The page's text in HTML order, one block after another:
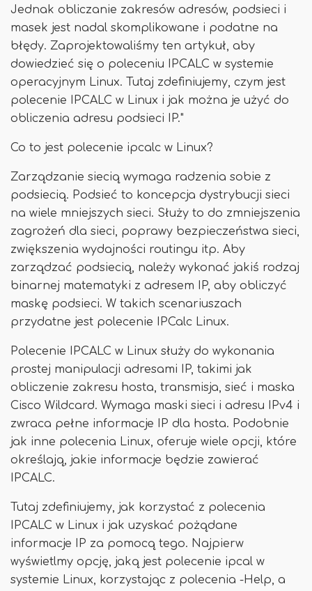
Jednak obliczanie zakresów adresów, podsieci i
masek jest nadal skomplikowane i podatne na
błędy. Zaprojektowaliśmy ten artykuł, aby
dowiedzieć się o poleceniu IPCALC w systemie
operacyjnym Linux. Tutaj zdefiniujemy, czym jest
polecenie IPCALC w Linux i jak można je użyć do
obliczenia adresu podsieci IP."
Co to jest polecenie ipcalc w Linux?
Zarządzanie siecią wymaga radzenia sobie z
podsiecią. Podsieć to koncepcja dystrybucji sieci
na wiele mniejszych sieci. Służy to do zmniejszenia
zagrożeń dla sieci, poprawy bezpieczeństwa sieci,
zwiększenia wydajności routingu itp. Aby
zarządzać podsiecią, należy wykonać jakiś rodzaj
binarnej matematyki z adresem IP, aby obliczyć
maskę podsieci. W takich scenariuszach
przydatne jest polecenie IPCalc Linux.
Polecenie IPCALC w Linux służy do wykonania
prostej manipulacji adresami IP, takimi jak
obliczenie zakresu hosta, transmisja, sieć i maska ​​
Cisco Wildcard. Wymaga maski sieci i adresu IPv4 i
zwraca pełne informacje IP dla hosta. Podobnie
jak inne polecenia Linux, oferuje wiele opcji, które
określają, jakie informacje będzie zawierać
IPCALC.
Tutaj zdefiniujemy, jak korzystać z polecenia
IPCALC w Linux i jak uzyskać pożądane
informacje IP za pomocą tego. Najpierw
wyświetlmy opcję, jaką jest polecenie ipcal w
systemie Linux, korzystając z polecenia -Help, a